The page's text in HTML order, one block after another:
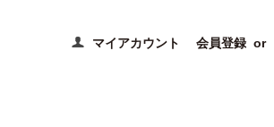
マイアカウント 会員登録 or